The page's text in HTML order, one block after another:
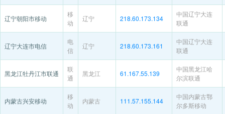
辽宁朝阳市移动
移
动
辽宁 218.60.173.134
中国辽宁大连
联通
辽宁大连市电信
电
信
辽宁 218.60.173.161
中国辽宁大连
联通
黑龙江牡丹江市联通
联
通
黑龙江 61.167.55.139
中国黑龙江哈
尔滨联通
内蒙古兴安移动
移
动
内蒙古 111.57.155.144
中国内蒙古鄂
尔多斯移动